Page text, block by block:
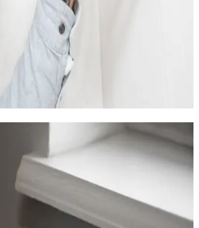
investir dans un radiateur à
valorise le logement et réduit la
logement bien chauffé et économe se
à meilleur prix.
adaptées à tous les budgets. Le
le devis sont toujours gratuits.
discuter.
TCS Plomberie pour
au Plan des 4
régulièrement au Plan des 4
les particuliers que chez les